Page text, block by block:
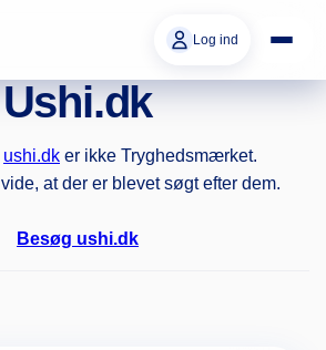
Log ind
Ushi.dk
ushi.dk er ikke Tryghedsmærket.
vide, at der er blevet søgt efter dem.
Besøg ushi.dk